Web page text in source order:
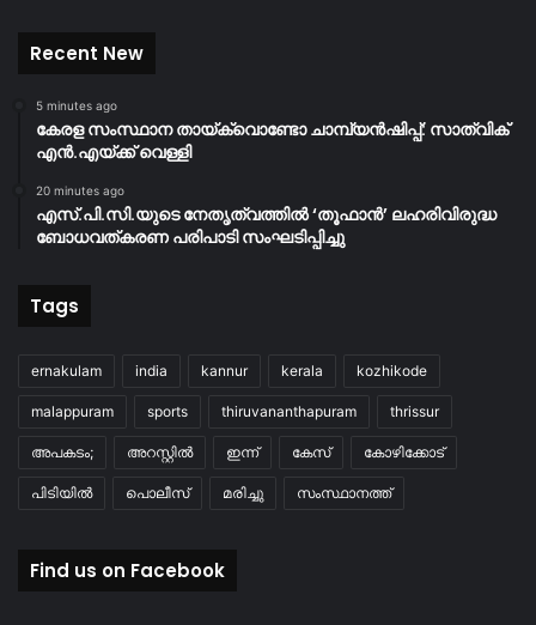
Recent New
5 minutes ago
കേരള സംസ്ഥാന തായ്‌ക്വൊണ്ടോ ചാമ്പ്യൻഷിപ്പ്: സാത്വിക്
എൻ.എയ്ക്ക് വെള്ളി
20 minutes ago
എസ്.പി.സി.യുടെ നേതൃത്വത്തിൽ ‘തൂഫാൻ’ ലഹരിവിരുദ്ധ
ബോധവത്കരണ പരിപാടി സംഘടിപ്പിച്ചു
Tags
ernakulam india kannur kerala kozhikode
malappuram sports thiruvananthapuram thrissur
അപകടം; അറസ്റ്റിൽ ഇന്ന് കേസ് കോഴിക്കോട്
പിടിയിൽ പൊലീസ് മരിച്ചു സംസ്ഥാനത്ത്
Find us on Facebook